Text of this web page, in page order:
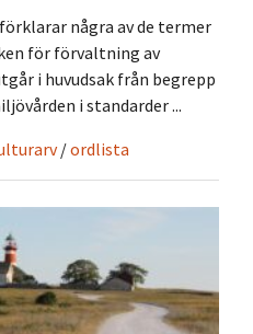
några av de termer
för förvaltning av
i huvudsak från begrepp
i standarder ...
/ordlista